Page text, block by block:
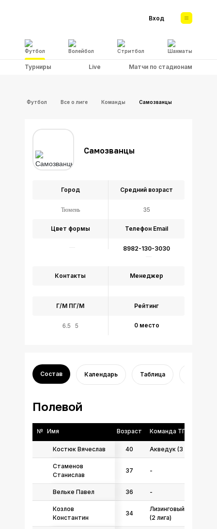
Футбол Волейбол Стритбол Шахматы
Вход
Турниры Live Матчи по стадионам
Футбол Все о лиге Команды Самозванцы
Самозванцы
Город
Тюмень
Средний возраст
35
Контакты
Телефон Email
8982-130-3030
Цвет формы
Менеджер
Г/М ПГ/М
6.5 5
Рейтинг
0 место
Состав Календарь Таблица
Полевой
№ Имя Возраст Команда ТГФФ
Костюк Вячеслав 40 Акведук (3 лига)
Стаменов
Станислав
37 -
Вельке Павел 36 -
Козлов
Константин
34
Лизинговый центр
(2 лига)